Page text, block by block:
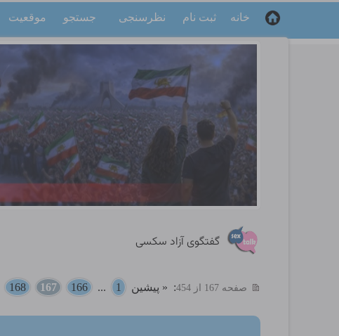
خانه ثبت نام نظرسنجی جستجو موقعیت
گفتگوی آزاد سکسی
صفحه 167 از 454 : « پیشین 1
...
166
167
168